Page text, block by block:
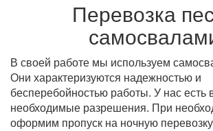
Перевозка
В своей работе мы используем
Они характеризуются надежностью и
бесперебойностью работы. У нас есть
необходимые разрешения. При
оформим пропуск на ночную перевозку